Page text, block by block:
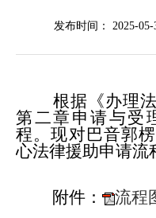
发布时间： 2025-05-
根据《办理法
第二章申请与受
程。现对巴音郭
心法律援助申请流
附件： 流程